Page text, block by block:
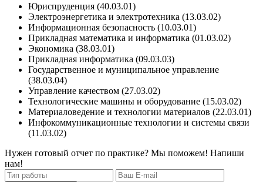
Юриспруденция (40.03.01)
Электроэнергетика и электротехника (13.03.02)
Информационная безопасность (10.03.01)
Прикладная математика и информатика (01.03.02)
Экономика (38.03.01)
Прикладная информатика (09.03.03)
Государственное и муниципальное управление
(38.03.04)
Управление качеством (27.03.02)
Технологические машины и оборудование (15.03.02)
Материаловедение и технологии материалов (22.03.01)
Инфокоммуникационные технологии и системы связи
(11.03.02)
Нужен готовый отчет по практике? Мы поможем! Напиши
нам!